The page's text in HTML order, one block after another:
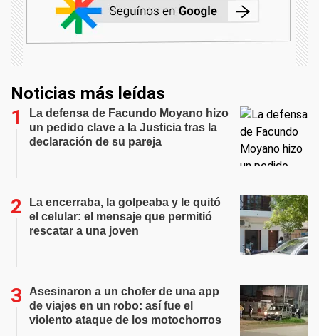
Noticias más leídas
La defensa de Facundo Moyano hizo
un pedido clave a la Justicia tras la
declaración de su pareja
La encerraba, la golpeaba y le quitó
el celular: el mensaje que permitió
rescatar a una joven
Asesinaron a un chofer de una app
de viajes en un robo: así fue el
violento ataque de los motochorros